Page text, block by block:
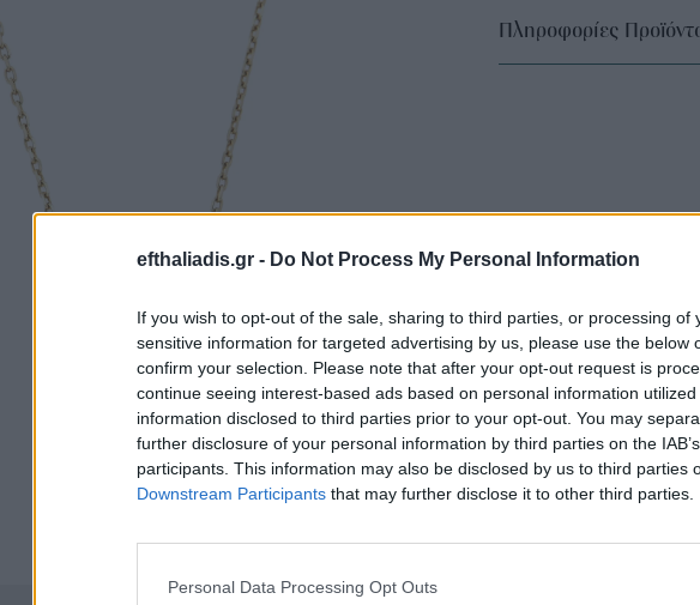
efthaliadis.gr - Do Not Process My Personal Information
If you wish to opt-out of the sale, sharing to third parties, or processing of
sensitive information for targeted advertising by us, please use the below
confirm your selection. Please note that after your opt-out request is
continue seeing interest-based ads based on personal information
information disclosed to third parties prior to your opt-out. You may
further disclosure of your personal information by third parties on the
participants. This information may also be disclosed by us to third parties
Downstream Participants that may further disclose it to other third parties.
Personal Data Processing Opt Outs
Πληροφορίες